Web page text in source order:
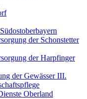
der Schonstetter
der Harpfinger
der Gewässer III.
Oberland